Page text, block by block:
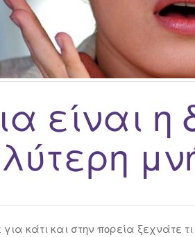
είναι
κάτι και στην πορεία ξεχνάτε